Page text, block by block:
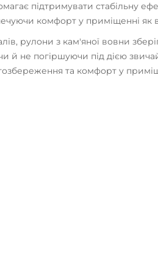
підтримувати стабільну
комфорт у приміщенні як
рулони з кам'яної вовни
й не погіршуючи під дією
та комфорт у